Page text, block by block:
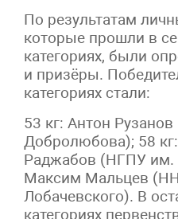
По результатам
которые прошли в
категориях, были
и призёры.
категориях стали:
53 кг: Антон
Добролюбова); 58
Раджабов (НГПУ им.
Максим Мальцев
Лобачевского). В
категориях